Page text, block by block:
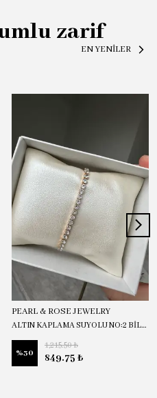
zarif
EN YENİLER
PEARL & ROSE JEWELRY
ALTIN KAPLAMA SUYOLU NO:2 BİLEKLİK
%30
1,215.50 ₺
849.75 ₺